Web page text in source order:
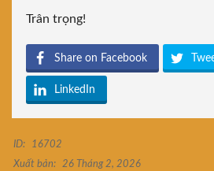
Trân trọng!
Share on Facebook
LinkedIn
ID:
16702
Xuất bản:
26 Tháng 2, 2026